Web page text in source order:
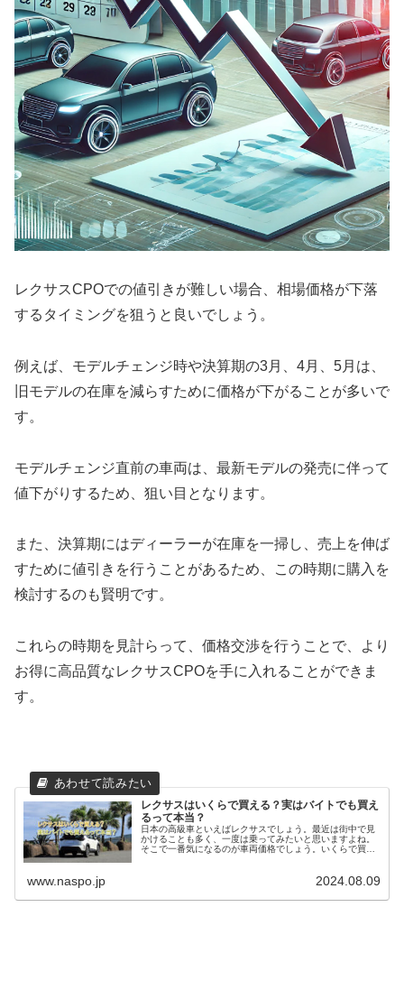
レクサスCPOでの値引きが難しい場合、相場価格が下落
するタイミングを狙うと良いでしょう。
例えば、モデルチェンジ時や決算期の3月、4月、5月は、
旧モデルの在庫を減らすために価格が下がることが多いで
す。
モデルチェンジ直前の車両は、最新モデルの発売に伴って
値下がりするため、狙い目となります。
また、決算期にはディーラーが在庫を一掃し、売上を伸ば
すために値引きを行うことがあるため、この時期に購入を
検討するのも賢明です。
これらの時期を見計らって、価格交渉を行うことで、より
お得に高品質なレクサスCPOを手に入れることができま
す。
レクサスはいくらで買える？実はバイトでも買え
るって本当？
日本の高級車といえばレクサスでしょう。最近は街中で見
かけることも多く、一度は乗ってみたいと思いますよね。
そこで一番気になるのが車両価格でしょう。いくらで買え
www.naspo.jp 2024.08.09